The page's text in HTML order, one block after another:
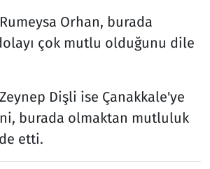
Orhan, burada
çok mutlu olduğunu dile
Dişli ise Çanakkale'ye
burada olmaktan mutluluk
etti.